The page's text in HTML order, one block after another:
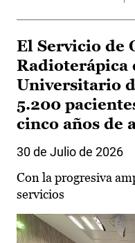
El Servicio de
Radioterápica
Universitario
5.200
cinco años de
30 de Julio de 2026
Con la progresiva
servicios